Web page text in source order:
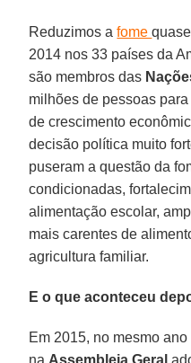
Reduzimos afome
2014 nos 33 países da
são membros das
milhões de pessoas
de crescimento
decisão política muito
puseram a questão da
condicionadas,
alimentação escolar,
mais carentes de
agricultura familiar.
E o que aconteceu
Em 2015, no mesmo
na Assembleia Geral